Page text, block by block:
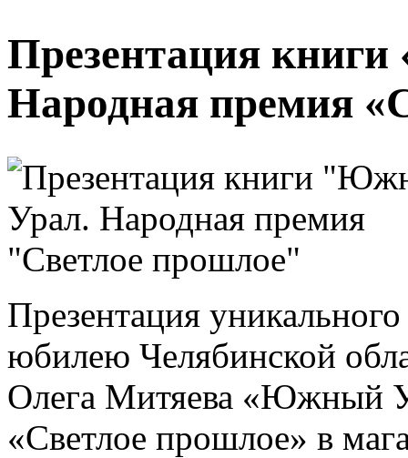
Презентация
Народная премия
Презентация
юбилею Челябинской
Олега Митяева «Южный
«Светлое прошлое» в